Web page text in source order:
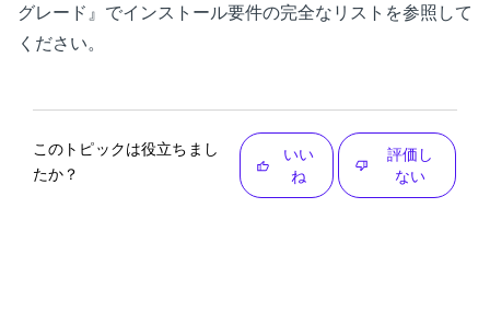
グレード 』でインストール要件の完全なリストを参照して
ください。
このトピックは役立ちまし
たか？
いい
ね
評価し
ない